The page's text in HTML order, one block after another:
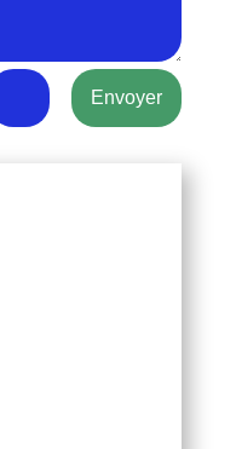
Envoyer